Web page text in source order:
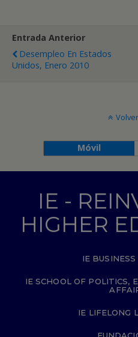
Entrada Anterior
Desempleo En Estados
Unidos, Enero 2010
Móvil
IE -
HIGHER
IE BUSINESS
IE SCHOOL OF POLITICS,
IE LIFELONG